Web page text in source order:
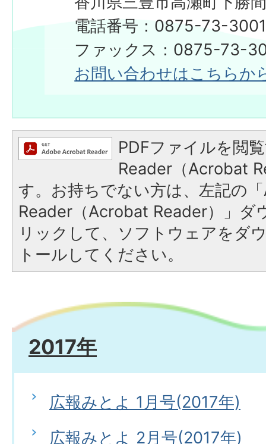
電話番号：0875-73-
ファックス：0875-73-
お問い合わせはこちらか
PDFファイルを閲
Reader（Acrobat
す。お持ちでない方は、左記の
Reader（Acrobat Reader）」ダ
リックして、ソフトウェアをダ
トールしてください。
2017年
広報みとよ 1月号(2017年)
広報みとよ 2月号(2017年)